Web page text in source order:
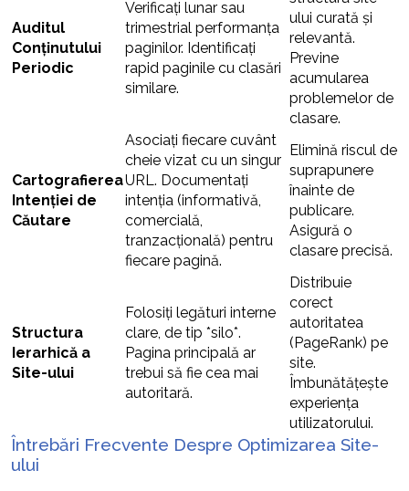
Auditul
Conținutului
Periodic
Verificați lunar sau
trimestrial performanța
paginilor. Identificați
rapid paginile cu clasări
similare.
ului curată și
relevantă.
Previne
acumularea
problemelor de
clasare.
Cartografierea
Intenției de
Căutare
Asociați fiecare cuvânt
cheie vizat cu un singur
URL. Documentați
intenția (informativă,
comercială,
tranzacțională) pentru
fiecare pagină.
Elimină riscul de
suprapunere
înainte de
publicare.
Asigură o
clasare precisă.
Structura
Ierarhică a
Site-ului
Folosiți legături interne
clare, de tip *silo*.
Pagina principală ar
trebui să fie cea mai
autoritară.
Distribuie
corect
autoritatea
(PageRank) pe
site.
Îmbunătățește
experiența
utilizatorului.
Întrebări Frecvente Despre Optimizarea Site-
ului